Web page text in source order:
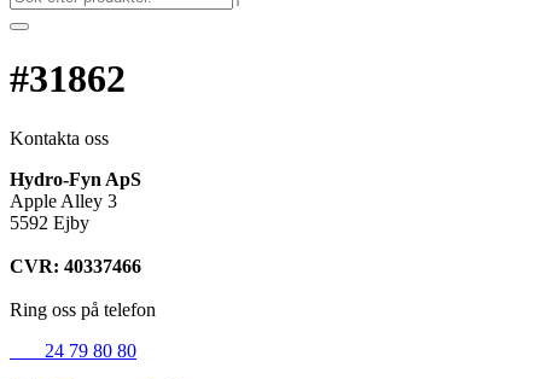
#31862
Kontakta oss
Hydro-Fyn ApS
Apple Alley 3
5592 Ejby
CVR: 40337466
Ring oss på telefon
24 79 80 80